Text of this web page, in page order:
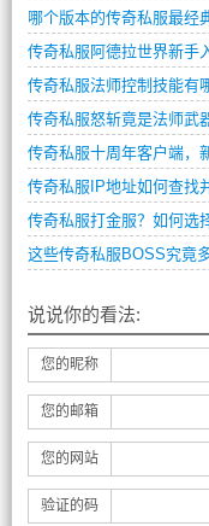
哪个版本的传奇私服最经
传奇私服阿德拉世界新手
传奇私服法师控制技能有
传奇私服怒斩竟是法师武
传奇私服十周年客户端，
传奇私服IP地址如何查找
传奇私服打金服？如何选
这些传奇私服BOSS究竟
说说你的看法:
您的昵称
您的邮箱
您的网站
验证的码